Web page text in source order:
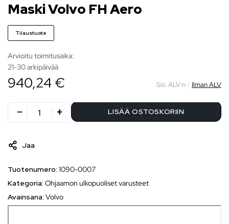
Maski Volvo FH Aero
Tilaustuote
Arvioitu toimitusaika:
21-30 arkipäivää
940,24 € Sis. ALV:n | Ilman ALV
LISÄÄ OSTOSKORIIN
Jaa
Tuotenumero: 1090-0007
Kategoria: Ohjaamon ulkopuoliset varusteet
Avainsana: Volvo